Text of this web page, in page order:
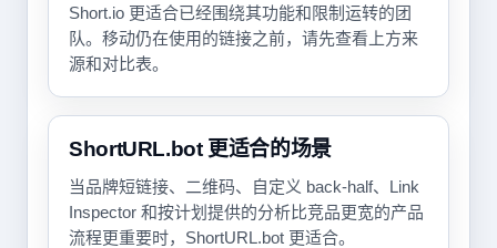
Short.io 更适合已经围绕其功能和限制运转的团
队。移动仍在使用的链接之前，请先查看上方来
源和对比表。
ShortURL.bot 更适合的场景
当品牌短链接、二维码、自定义 back-half、Link
Inspector 和按计划提供的分析比竞品更宽的产品
流程更重要时，ShortURL.bot 更适合。